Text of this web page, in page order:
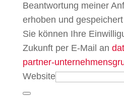
Beantwortung meiner
erhoben und
Sie können Ihre
Zukunft per E-Mail an
partner-
Website